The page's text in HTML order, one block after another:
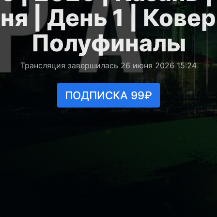
| День 1 |
Полуфиналы
Трансляция завершилась 26 июня 2026 15:24
ПОДПИСКА 99₽